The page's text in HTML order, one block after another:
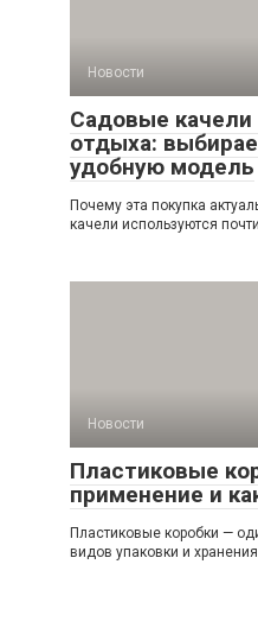
Новости
Садовые качели
отдыха:
удобную модель
Почему эта покупка
качели используются
Новости
Пластиковые
применение и
Пластиковые коробки —
видов упаковки и